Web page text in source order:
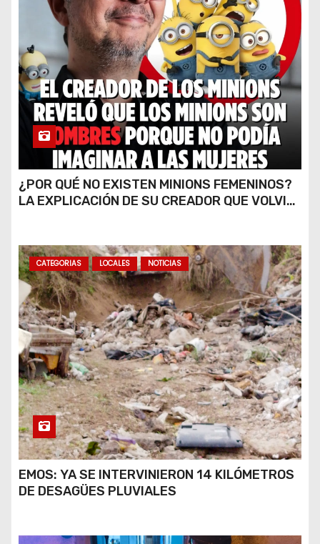
¿POR QUÉ NO EXISTEN MINIONS FEMENINOS?
LA EXPLICACIÓN DE SU CREADOR QUE VOLVIÓ
CATEGORIAS LOCALES NOTICIAS
EMOS: YA SE INTERVINIERON 14 KILÓMETROS
DE DESAGÜES PLUVIALES